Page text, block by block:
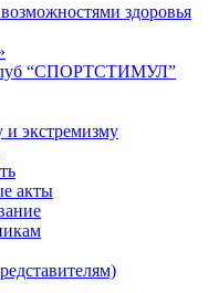
здоровья
“СПОРТСТИМУЛ”
и экстремизму
акты